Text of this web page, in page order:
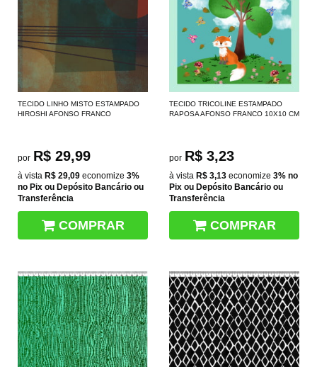
TECIDO LINHO MISTO ESTAMPADO
HIROSHI AFONSO FRANCO
por R$ 29,99
à vista R$ 29,09 economize 3%
no Pix ou Depósito Bancário ou
Transferência
COMPRAR
TECIDO TRICOLINE ESTAMPADO
RAPOSA AFONSO FRANCO 10X10 CM
por R$ 3,23
à vista R$ 3,13 economize 3% no
Pix ou Depósito Bancário ou
Transferência
COMPRAR